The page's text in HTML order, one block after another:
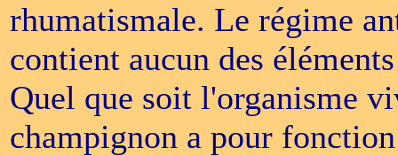
rhumatismale. Le régime
contient aucun des
Quel que soit l'organisme
champignon a pour